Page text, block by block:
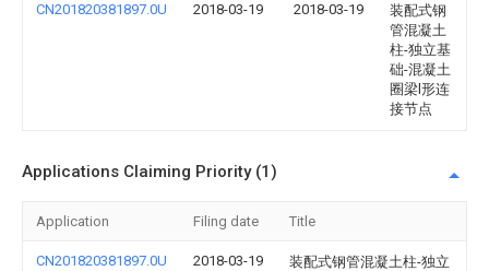
CN201820381897.0U 2018-03-19 2018-03-19
装配式钢
管混凝土
柱-独立基
础-混凝土
圈梁l形连
接节点
Applications Claiming Priority (1)
Application Filing date Title
CN201820381897.0U 2018-03-19
装配式钢管混凝土柱-独立